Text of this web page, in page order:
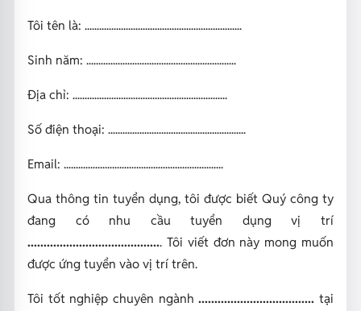
Tôi tên là: .................................................................
Sinh năm: ..............................................................
Địa chỉ: ................................................................
Số điện thoại: .........................................................
Email: ..................................................................
Qua thông tin tuyển dụng, tôi được biết Quý công ty
đang có nhu cầu tuyển dụng vị trí
.......................................... Tôi viết đơn này mong muốn
được ứng tuyển vào vị trí trên.
Tôi tốt nghiệp chuyên ngành.................................... tại